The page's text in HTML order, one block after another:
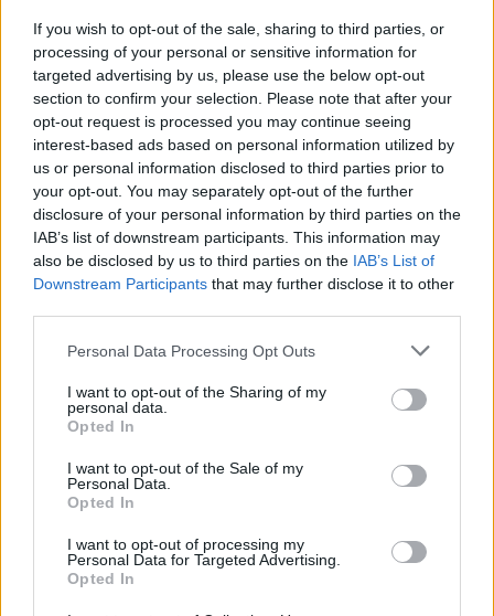
If you wish to opt-out of the sale, sharing to third parties, or
processing of your personal or sensitive information for
targeted advertising by us, please use the below opt-out
section to confirm your selection. Please note that after your
opt-out request is processed you may continue seeing
interest-based ads based on personal information utilized by
us or personal information disclosed to third parties prior to
your opt-out. You may separately opt-out of the further
disclosure of your personal information by third parties on the
IAB’s list of downstream participants. This information may
also be disclosed by us to third parties on the IAB’s List of
Downstream Participants that may further disclose it to other
Please note that this website/app uses one or more Google
not limited to your visit or usage behaviour. You may click to
grant or deny consent to Google and its third-party tags to
use your data for below specified purposes in below Google
consent section.
Personal Data Processing Opt Outs
I want to opt-out of the Sharing of my
personal data.
Opted In
I want to opt-out of the Sale of my
Personal Data.
Opted In
I want to opt-out of processing my
Personal Data for Targeted Advertising.
Opted In
Követem
#GAZDASÁG # BANK #MESTERSÉGES INTELLIGENCIA
#BÜNTETÉS # GDPR #HANG
Népszerű